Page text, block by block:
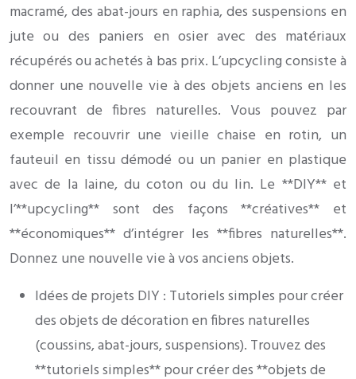
macramé, des abat-jours en raphia, des suspensions en
jute ou des paniers en osier avec des matériaux
récupérés ou achetés à bas prix. L’upcycling consiste à
donner une nouvelle vie à des objets anciens en les
recouvrant de fibres naturelles. Vous pouvez par
exemple recouvrir une vieille chaise en rotin, un
fauteuil en tissu démodé ou un panier en plastique
avec de la laine, du coton ou du lin. Le **DIY** et
l’**upcycling** sont des façons **créatives** et
**économiques** d’intégrer les **fibres naturelles**.
Donnez une nouvelle vie à vos anciens objets.
Idées de projets DIY : Tutoriels simples pour créer
des objets de décoration en fibres naturelles
(coussins, abat-jours, suspensions). Trouvez des
**tutoriels simples** pour créer des **objets de